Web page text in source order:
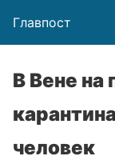
Главпост
В Вене на
человек